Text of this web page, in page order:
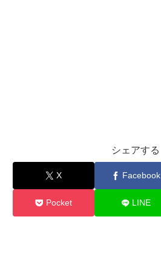
シェアする
X Facebook
Pocket LINE